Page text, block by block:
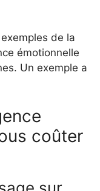
de la
émotionnelle
Un exemple a
coûter